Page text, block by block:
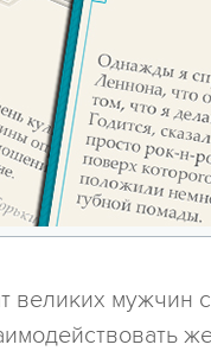
великих мужчин